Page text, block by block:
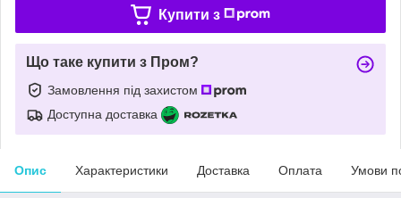
Купити з
Що таке купити з Пром?
Замовлення під захистом
Доступна доставка
Опис Характеристики Доставка Оплата Умови